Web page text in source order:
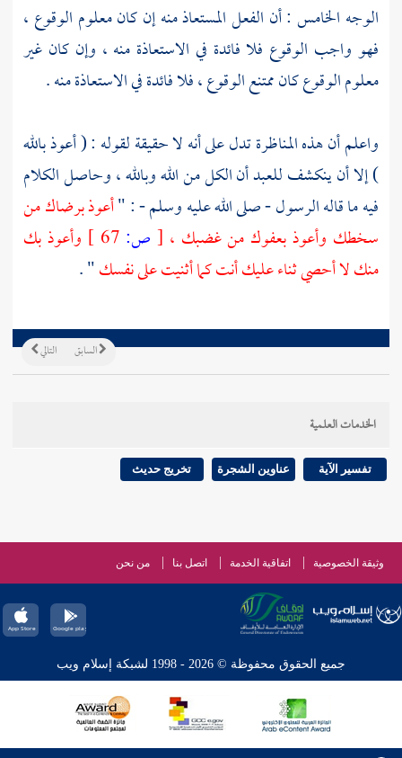
الوجه الخامس : أن الفعل المستعاذ منه إن كان معلوم الوقوع ،
فهو واجب الوقوع فلا فائدة في الاستعاذة منه ، وإن كان غير
معلوم الوقوع كان ممتنع الوقوع ، فلا فائدة في الاستعاذة منه .
واعلم أن هذه المناظرة تدل على أنه لا حقيقة لقوله : ( أعوذ بالله
) إلا أن ينكشف للعبد أن الكل من الله وبالله ، وحاصل الكلام
فيه ما قاله الرسول - صلى الله عليه وسلم - : "أعوذ برضاك من
سخطك وأعوذ بعفوك من غضبك ، [ ص:
وأعوذ بك
منك لا أحصي ثناء عليك أنت كما أثنيت على نفسك" .
التالي السابق
الخدمات العلمية
تفسير الآية عناوين الشجرة تخريج حديث
وثيقة الخصوصية اتفاقية الخدمة اتصل بنا من نحن
جميع الحقوق محفوظة © 2026 - 1998 لشبكة إسلام ويب